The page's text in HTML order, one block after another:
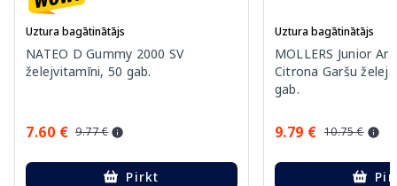
Uztura bagātinātājs
NATEO D Gummy 2000 SV
želejvitamīni, 50 gab.
7.60 € 9.77 €
Pirkt
Uztura bagātinātājs
MOLLERS Junior Ar
Citrona Garšu
gab.
9.79 € 10.75 €